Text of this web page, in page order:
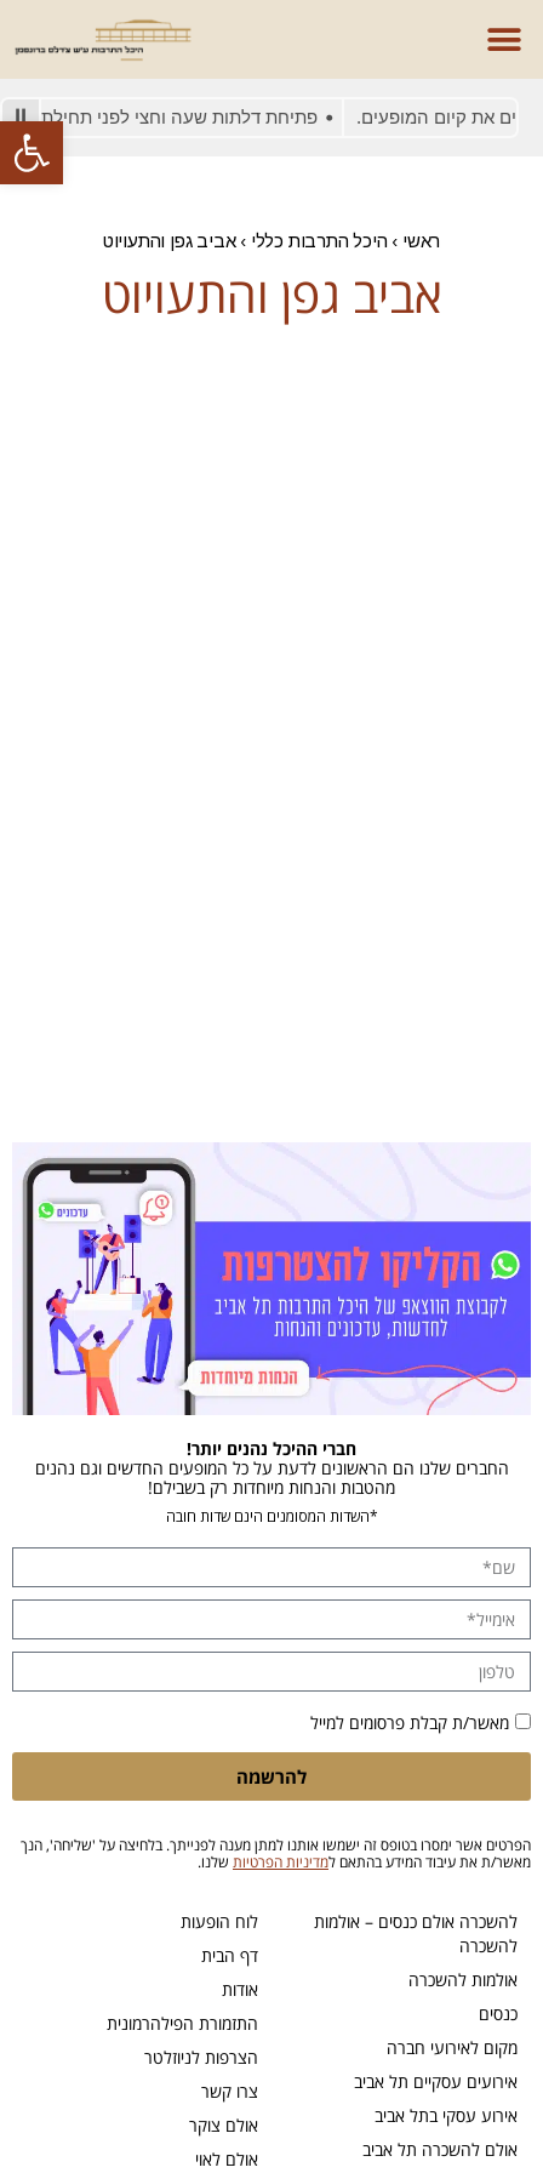
פתח את קיום המופעים. פתיחת דלתות שעה וחצי לפני תחילת
ראשי › היכל התרבות כללי › אביב גפן והתעויוט
אביב גפן והתעויוט
לוח הופעות
דף הבית
אודות
התזמורת הפילהרמונית
הצרפות לניוזלטר
צרו קשר
אולם צוקר
אולם לאוי
להשכרה אולם כנסים – אולמות
להשכרה
אולמות להשכרה
כנסים
מקום לאירועי חברה
אירועים עסקיים תל אביב
אירוע עסקי בתל אביב
אולם להשכרה תל אביב
חברי ההיכל נהנים יותר!
החברים שלנו הם הראשונים לדעת על כל המופעים החדשים וגם נהנים
מהטבות והנחות מיוחדות רק בשבילם!
*השדות המסומנים הינם שדות חובה
מאשר/ת קבלת פרסומים למייל
להרשמה
הפרטים אשר ימסרו בטופס זה ישמשו אותנו למתן מענה לפנייתך. בלחיצה על 'שליחה', הנך
מאשר/ת את עיבוד המידע בהתאם למדיניות הפרטיות שלנו.